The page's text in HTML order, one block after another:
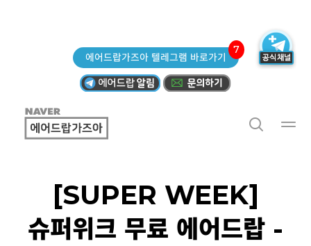
에어드랍가즈아 텔레그램 바로가기
7
[SUPER WEEK]
슈퍼위크 무료 에어드랍 -